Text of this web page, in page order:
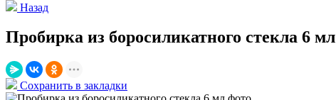
Назад
Пробирка из боросиликатного стекла 6 мл
Сохранить в закладки